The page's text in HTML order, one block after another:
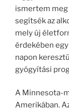
ismertem meg
segítsék az
mely új
érdekében
napon
gyógyítási
A Minnesota-
Amerikában.